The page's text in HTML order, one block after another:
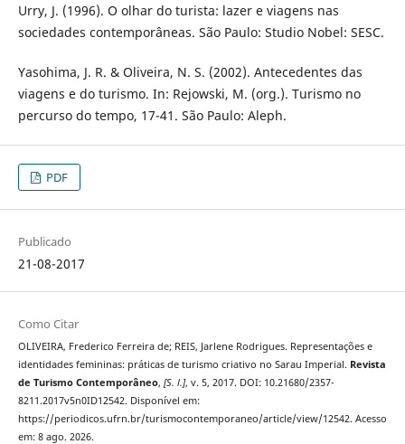
Urry, J. (1996). O olhar do turista: lazer e viagens nas
sociedades contemporâneas. São Paulo: Studio Nobel: SESC.
Yasohima, J. R. & Oliveira, N. S. (2002). Antecedentes das
viagens e do turismo. In: Rejowski, M. (org.). Turismo no
percurso do tempo, 17-41. São Paulo: Aleph.
PDF
Publicado
21-08-2017
Como Citar
OLIVEIRA, Frederico Ferreira de; REIS, Jarlene Rodrigues. Representações e
identidades femininas: práticas de turismo criativo no Sarau Imperial. Revista
de Turismo Contemporâneo, [S. l.], v. 5, 2017. DOI: 10.21680/2357-
8211.2017v5n0ID12542. Disponível em:
https://periodicos.ufrn.br/turismocontemporaneo/article/view/12542. Acesso
em: 8 ago. 2026.